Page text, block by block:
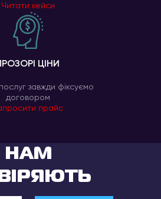
Читати кейси
ЦІНИ
завжди фіксуємо
договором
прайс
НАМ